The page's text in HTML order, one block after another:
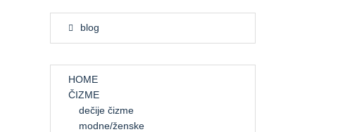
blog
HOME
ČIZME
dečije čizme
modne/ženske